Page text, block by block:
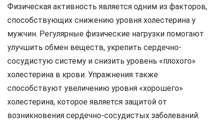
Физическая активность является одним из факторов,
способствующих снижению уровня холестерина у
мужчин. Регулярные физические нагрузки помогают
улучшить обмен веществ, укрепить сердечно-
сосудистую систему и снизить уровень «плохого»
холестерина в крови. Упражнения также
способствуют увеличению уровня «хорошего»
холестерина, которое является защитой от
возникновения сердечно-сосудистых заболеваний.